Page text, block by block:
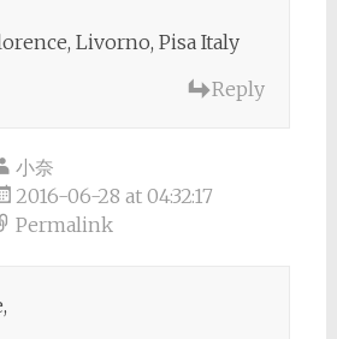
Livorno, Pisa Italy
Reply
小奈
2016-06-28 at 04:32:17
Permalink